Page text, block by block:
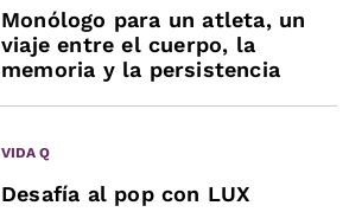
Monólogo para un atleta, un
viaje entre el cuerpo, la
memoria y la persistencia
VIDA Q
Desafía al pop con LUX